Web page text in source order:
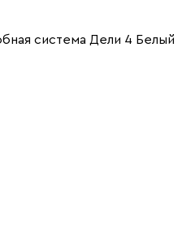
система Дели 4 Белый